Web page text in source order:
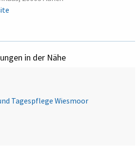
in der Nähe
Tagespflege Wiesmoor